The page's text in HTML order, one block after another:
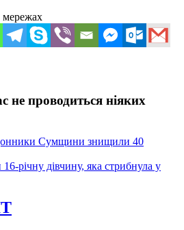
мережах
не проводиться ніяких
Сумщини знищили 40
річну дівчину, яка стрибнула у